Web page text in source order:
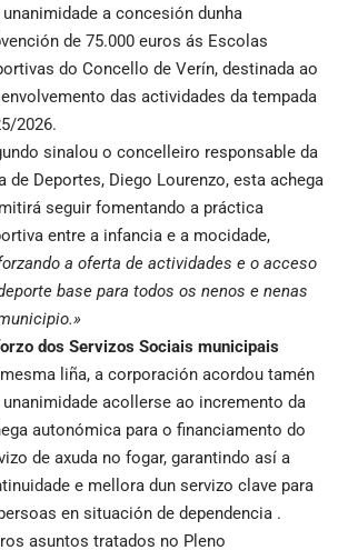
unanimidade a concesión dunha
de 75.000 euros ás Escolas
do Concello de Verín, destinada ao
das actividades da tempada
2026.
sinalou o concelleiro responsable da
de Deportes, Diego Lourenzo, esta achega
seguir fomentando a práctica
entre a infancia e a mocidade,
a oferta de actividades e o acceso
base para todos os nenos e nenas
dos Servizos Sociais municipais
liña, a corporación acordou tamén
unanimidade acollerse ao incremento da
autonómica para o financiamento do
de axuda no fogar, garantindo así a
e mellora dun servizo clave para
en situación de dependencia .
asuntos tratados no Pleno